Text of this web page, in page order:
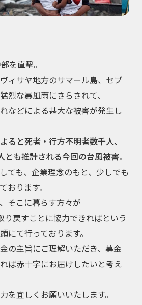
を直撃。
ィサヤ地方のサマール島、セブ
烈な暴風雨にさらされて、
などによる甚大な被害が発生し
ると死者・行方不明者数千人、
も推計される今回の台風被害。
ても、企業理念のもと、少しでも
おります。
そこに暮らす方々が
り戻すことに協力できればという
にて行っております。
の主旨にご理解いただき、募金
ば赤十字にお届けしたいと考え
を宜しくお願いいたします。